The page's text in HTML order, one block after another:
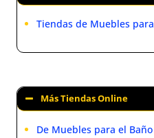
Tiendas de Muebles
Más Tiendas Online
De Muebles para el Baño